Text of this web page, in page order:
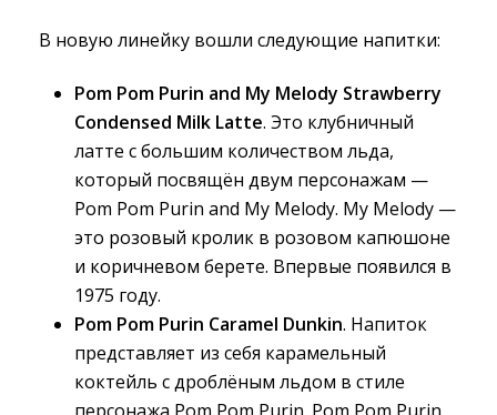
В новую линейку вошли следующие напитки:
Pom Pom Purin and My Melody Strawberry
Condensed Milk Latte. Это клубничный
латте с большим количеством льда,
который посвящён двум персонажам —
Pom Pom Purin and My Melody. My Melody —
это розовый кролик в розовом капюшоне
и коричневом берете. Впервые появился в
1975 году.
Pom Pom Purin Caramel Dunkin. Напиток
представляет из себя карамельный
коктейль с дроблёным льдом в стиле
персонажа Pom Pom Purin. Pom Pom Purin